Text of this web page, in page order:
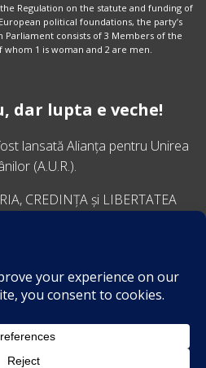
Regulation on the statute and funding of
political foundations, the party’s
consists of 3 Members of the
1 is woman and 2 are men.
dar lupta e veche!
lansatăAlianța pentru Unirea
(A.U.R.).
CREDINȚA și LIBERTATEA
DE NOI
Platforma AUR
de confidențialitate